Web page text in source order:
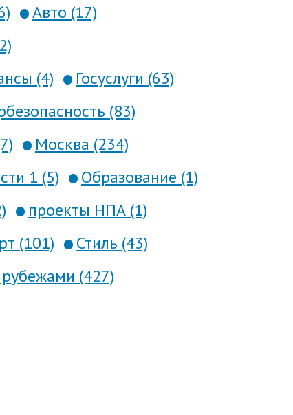
Авто (17)
(4)
Госуслуги (63)
(83)
Москва (234)
1 (5)
Образование (1)
проекты НПА (1)
(101)
Стиль (43)
(427)